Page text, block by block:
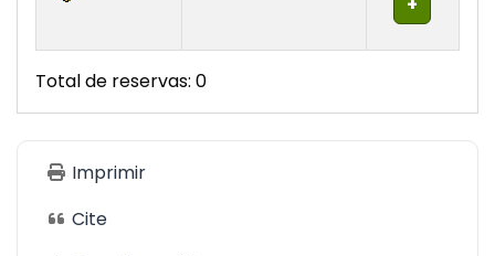
Total de reservas: 0
Imprimir
Cite